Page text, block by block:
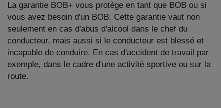
La garantie BOB+ vous protège en tant que BOB ou si
vous avez besoin d'un BOB. Cette garantie vaut non
seulement en cas d'abus d'alcool dans le chef du
conducteur, mais aussi si le conducteur est blessé et
incapable de conduire. En cas d'accident de travail par
exemple, dans le cadre d'une activité sportive ou sur la
route.